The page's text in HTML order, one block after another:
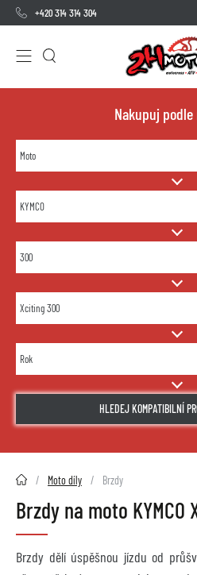
+420 314 314 304
Nakupuj
HLEDEJ KOMPATIBILNÍ
2HMOTO.cz Moto díly Brzdy
Brzdy na moto KYMCO
Brzdy dělí úspěšnou jízdu od